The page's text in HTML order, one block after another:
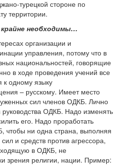
турецкой стороне по
территории.
необходимы…
организации и
управления, потому что в
национальностей, говорящие
в ходе проведения учений все
к одному языку
– русскому. Имеет место
сил членов ОДКБ. Лично
ОДКБ. Надо изменять
его. Надо проработать
чтобы ни одна страна, выполняя
и средств против агрессора,
в ОДКБ, не
зрения религии, нации. Пример: